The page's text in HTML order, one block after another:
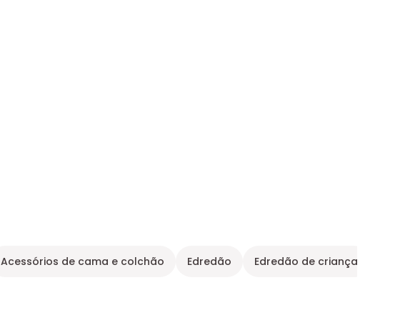
Acessórios de cama e colchão Edredão Edredão de criança